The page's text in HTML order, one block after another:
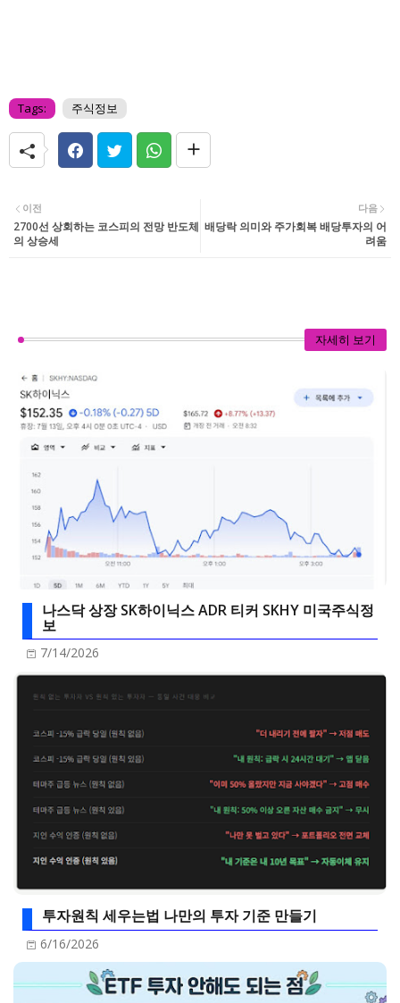
Tags: 주식정보
다음
배당락 의미와 주가회복 배당투자의 어
려움
이전
2700선 상회하는 코스피의 전망 반도체
의 상승세
자세히 보기
나스닥 상장 SK하이닉스 ADR 티커 SKHY 미국주식정
보
7/14/2026
투자원칙 세우는법 나만의 투자 기준 만들기
6/16/2026